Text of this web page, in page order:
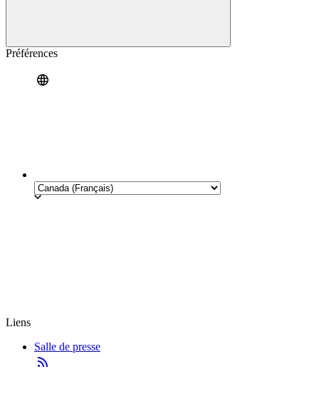
Préférences
Liens
Salle de presse